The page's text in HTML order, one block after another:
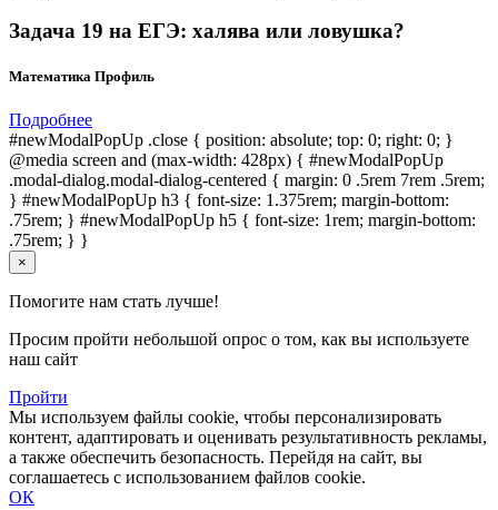
Задача 19 на ЕГЭ: халява или ловушка?
Математика Профиль
Подробнее
#newModalPopUp .close { position: absolute; top: 0; right: 0; }
@media screen and (max-width: 428px) { #newModalPopUp
.modal-dialog.modal-dialog-centered { margin: 0 .5rem 7rem .5rem;
} #newModalPopUp h3 { font-size: 1.375rem; margin-bottom:
.75rem; } #newModalPopUp h5 { font-size: 1rem; margin-bottom:
.75rem; } }
×
Помогите нам стать лучше!
Просим пройти небольшой опрос о том, как вы используете
наш сайт
Пройти
Мы используем файлы cookie, чтобы персонализировать
контент, адаптировать и оценивать результативность рекламы,
а также обеспечить безопасность. Перейдя на сайт, вы
соглашаетесь с использованием файлов cookie.
ОК